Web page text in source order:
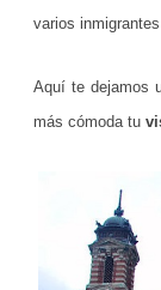
varios
Aquí te dejamos
más cómoda tu